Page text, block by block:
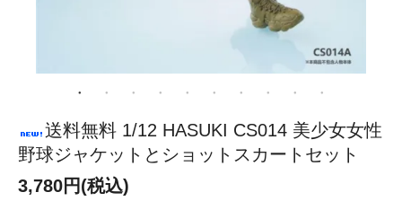
送料無料 1/12 HASUKI CS014 美少女女性
野球ジャケットとショットスカートセット
3,780円(税込)